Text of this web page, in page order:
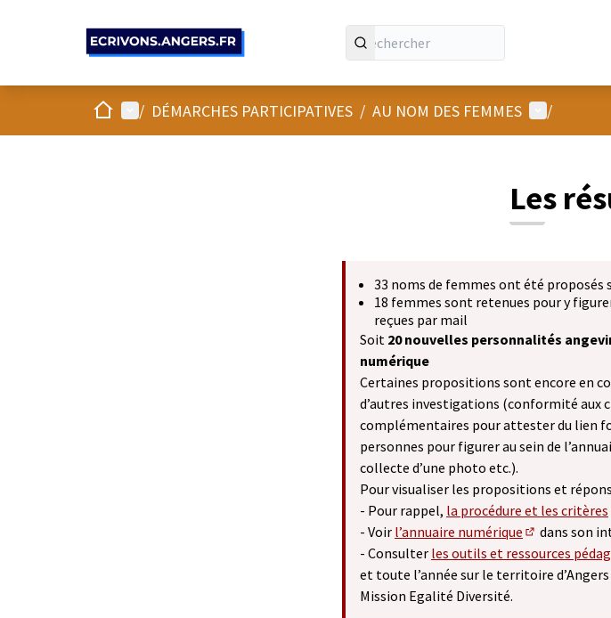
AccueilMenu principal
/ DÉMARCHES PARTICIPATIVES / AU NOM DES FEMMES Menu
/
Les
33 noms de femmes ont été proposés
18 femmes sont retenues pour y
reçues par mail
Soit 20 nouvelles personnalités
numérique
Certaines propositions sont encore en
d’autres investigations (conformité aux
complémentaires pour attester du lien
personnes pour figurer au sein de
collecte d’une photo etc.).
Pour visualiser les propositions et
- Pour rappel, la procédure et les critères
- Voir l’annuaire numérique
(Lien externe)
dans son
- Consulter les outils et ressources
et toute l’année sur le territoire
Mission Egalité Diversité.